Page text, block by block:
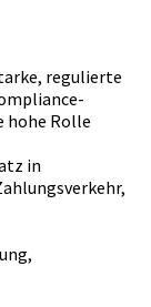
regulierte
hohe Rolle
in